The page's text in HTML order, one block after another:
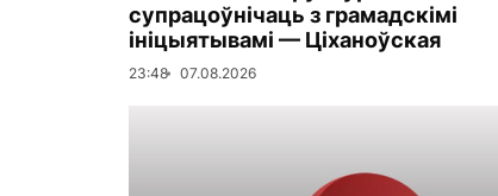
супрацоўнічаць з грамадскімі
ініцыятывамі — Ціханоўская
23:48 07.08.2026